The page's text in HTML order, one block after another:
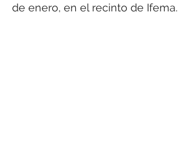
de enero, en el recinto de Ifema.